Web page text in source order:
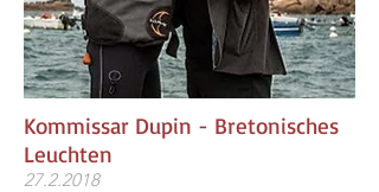
Kommissar Dupin - Bretonisches
Leuchten
27.2.2018